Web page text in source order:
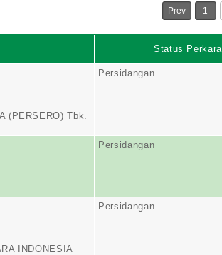
Prev 1
Status Perkara
(PERSERO) Tbk.
Persidangan
Persidangan
INDONESIA
Persidangan